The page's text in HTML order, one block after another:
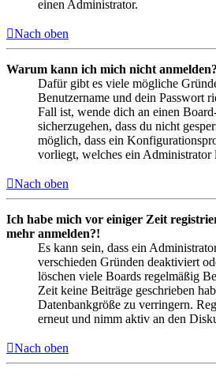
einen Administrator.
Nach oben
Warum kann ich mich nicht anmelden?
Dafür gibt es viele mögliche
Benutzername und dein Passwort
Fall ist, wende dich an einen
sicherzugehen, dass du nicht
möglich, dass ein
vorliegt, welches ein Administrator
Nach oben
Ich habe mich vor einiger Zeit
mehr anmelden?!
Es kann sein, dass ein
verschieden Gründen deaktiviert
löschen viele Boards regelmäßig
Zeit keine Beiträge geschrieben
Datenbankgröße zu verringern.
erneut und nimm aktiv an den
Nach oben